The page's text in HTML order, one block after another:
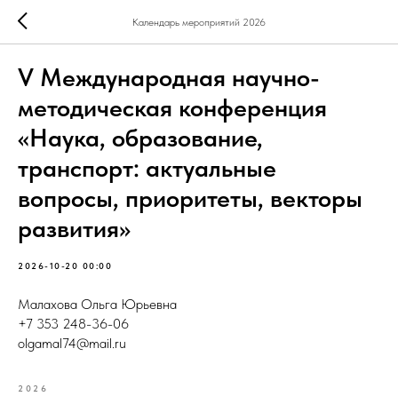
Календарь мероприятий 2026
V Международная научно-
методическая конференция
«Наука, образование,
транспорт: актуальные
вопросы, приоритеты, векторы
развития»
2026-10-20 00:00
Малахова Ольга Юрьевна
+7 353 248-36-06
olgamal74@mail.ru
2026